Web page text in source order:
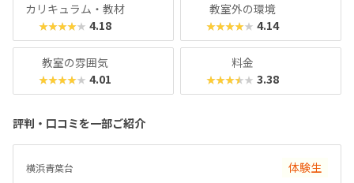
カリキュラム・教材
★★★★★ 4.18
教室外の環境
★★★★★ 4.14
教室の雰囲気
★★★★★ 4.01
料金
★★★★★ 3.38
評判・口コミを一部ご紹介
横浜青葉台 体験生